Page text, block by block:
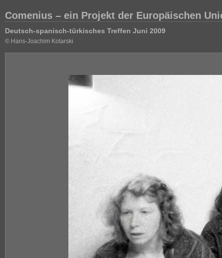
Comenius – ein Projekt der Europäischen
Deutsch-spanisch-türkisches Treffen Juni 2009
© Hans-Joachim Kotarski